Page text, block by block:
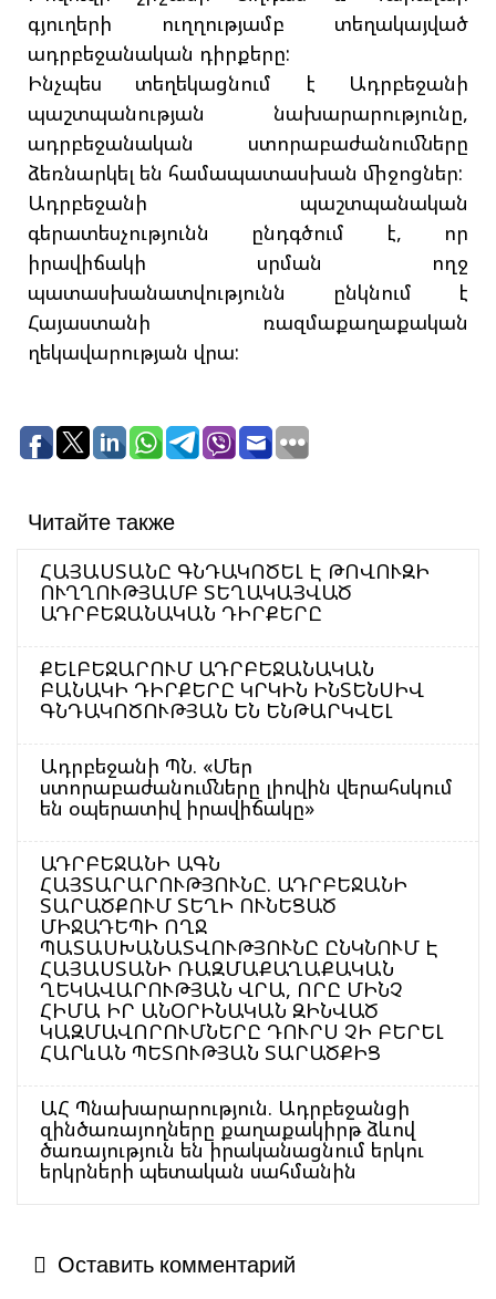
գյուղերի ուղղությամբ տեղակայված
ադրբեջանական դիրքերը:
Ինչպես տեղեկացնում է Ադրբեջանի
պաշտպանության նախարարությունը,
ադրբեջանական ստորաբաժանումները
ձեռնարկել են համապատասխան միջոցներ:
Ադրբեջանի պաշտպանական
գերատեսչությունն ընդգծում է, որ
իրավիճակի սրման ողջ
պատասխանատվությունն ընկնում է
Հայաստանի ռազմաքաղաքական
ղեկավարության վրա:
Читайте также
ՀԱՅԱՍՏԱՆԸ ԳՆԴԱԿՈԾԵԼ Է ԹՈՎՈՒԶԻ
ՈՒՂՂՈՒԹՅԱՄԲ ՏԵՂԱԿԱՅՎԱԾ
ԱԴՐԲԵՋԱՆԱԿԱՆ ԴԻՐՔԵՐԸ
ՔԵԼԲԵՋԱՐՈՒՄ ԱԴՐԲԵՋԱՆԱԿԱՆ
ԲԱՆԱԿԻ ԴԻՐՔԵՐԸ ԿՐԿԻՆ ԻՆՏԵՆՍԻՎ
ԳՆԴԱԿՈԾՈՒԹՅԱՆ ԵՆ ԵՆԹԱՐԿՎԵԼ
Ադրբեջանի ՊՆ. «Մեր
ստորաբաժանումները լիովին վերահսկում
են օպերատիվ իրավիճակը»
ԱԴՐԲԵՋԱՆԻ ԱԳՆ
ՀԱՅՏԱՐԱՐՈՒԹՅՈՒՆԸ. ԱԴՐԲԵՋԱՆԻ
ՏԱՐԱԾՔՈՒՄ ՏԵՂԻ ՈՒՆԵՑԱԾ
ՄԻՋԱԴԵՊԻ ՈՂՋ
ՊԱՏԱՍԽԱՆԱՏՎՈՒԹՅՈՒՆԸ ԸՆԿՆՈՒՄ Է
ՀԱՅԱՍՏԱՆԻ ՌԱԶՄԱՔԱՂԱՔԱԿԱՆ
ՂԵԿԱՎԱՐՈՒԹՅԱՆ ՎՐԱ, ՈՐԸ ՄԻՆՉ
ՀԻՄԱ ԻՐ ԱՆՕՐԻՆԱԿԱՆ ԶԻՆՎԱԾ
ԿԱԶՄԱՎՈՐՈՒՄՆԵՐԸ ԴՈՒՐՍ ՉԻ ԲԵՐԵԼ
ՀԱՐևԱՆ ՊԵՏՈՒԹՅԱՆ ՏԱՐԱԾՔԻՑ
ԱՀ Պնախարարություն. Ադրբեջանցի
զինծառայողները քաղաքակիրթ ձևով
ծառայություն են իրականացնում երկու
երկրների պետական սահմանին
Оставить комментарий